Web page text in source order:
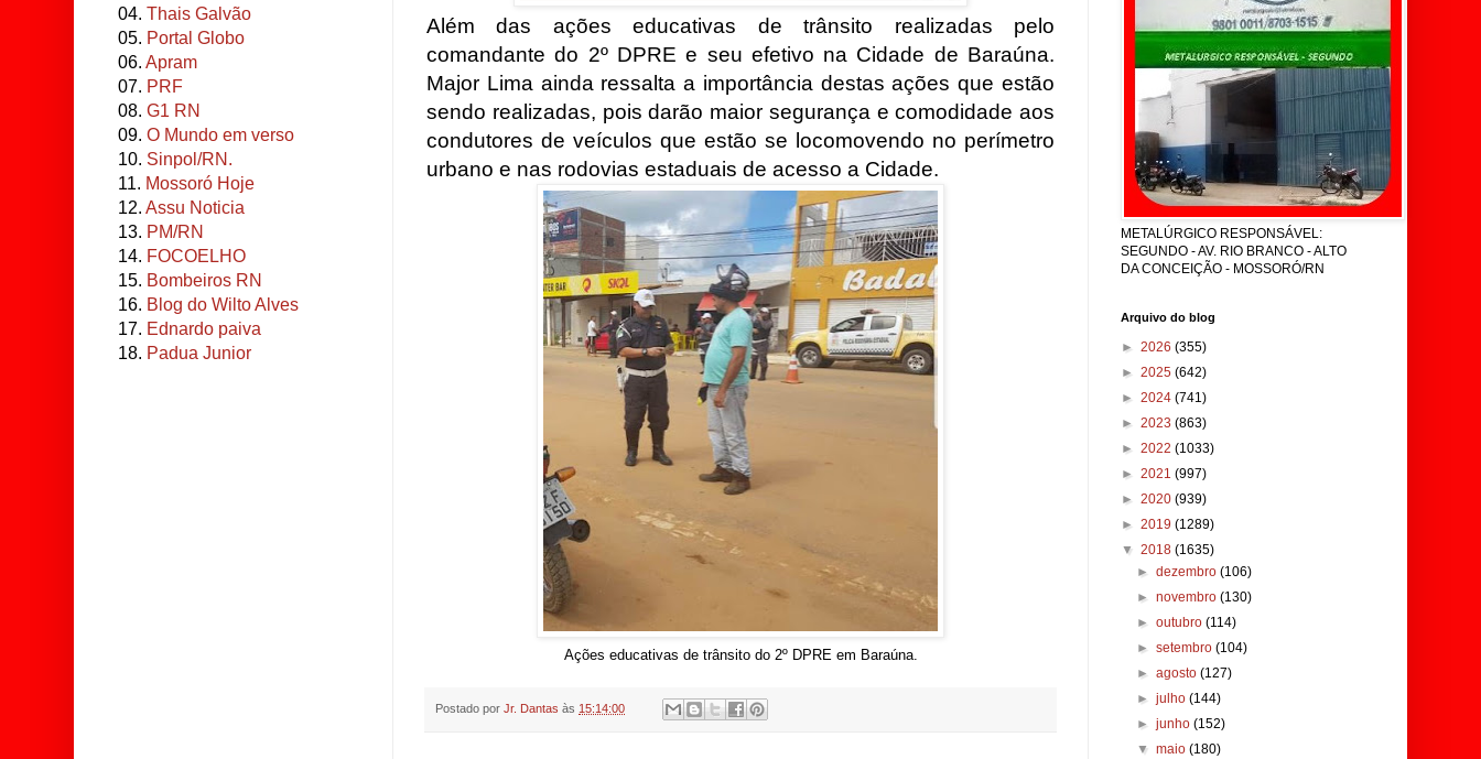
Além das ações educativas de trânsito realizadas pelo
comandante do 2º DPRE e seu efetivo na Cidade de Baraúna.
Major Lima ainda ressalta a importância destas ações que estão
sendo realizadas, pois darão maior segurança e comodidade aos
condutores de veículos que estão se locomovendo no perímetro
urbano e nas rodovias estaduais de acesso a Cidade.
Ações educativas de trânsito do 2º DPRE em Baraúna.
Postado por Jr. Dantas às 15:14:00
04. Thais Galvão
05. Portal Globo
06. Apram
07. PRF
08. G1 RN
09. O Mundo em verso
10. Sinpol/RN.
11. Mossoró Hoje
12. Assu Noticia
13. PM/RN
14. FOCOELHO
15. Bombeiros RN
16. Blog do Wilto Alves
17. Ednardo paiva
18. Padua Junior
METALÚRGICO RESPONSÁVEL:
SEGUNDO - AV. RIO BRANCO - ALTO
DA CONCEIÇÃO - MOSSORÓ/RN
Arquivo do blog
► 2026 (355)
► 2025 (642)
► 2024 (741)
► 2023 (863)
► 2022 (1033)
► 2021 (997)
► 2020 (939)
► 2019 (1289)
▼ 2018 (1635)
►dezembro(106)
►novembro(130)
►outubro(114)
►setembro(104)
►agosto(127)
►julho(144)
►junho(152)
▼maio(180)